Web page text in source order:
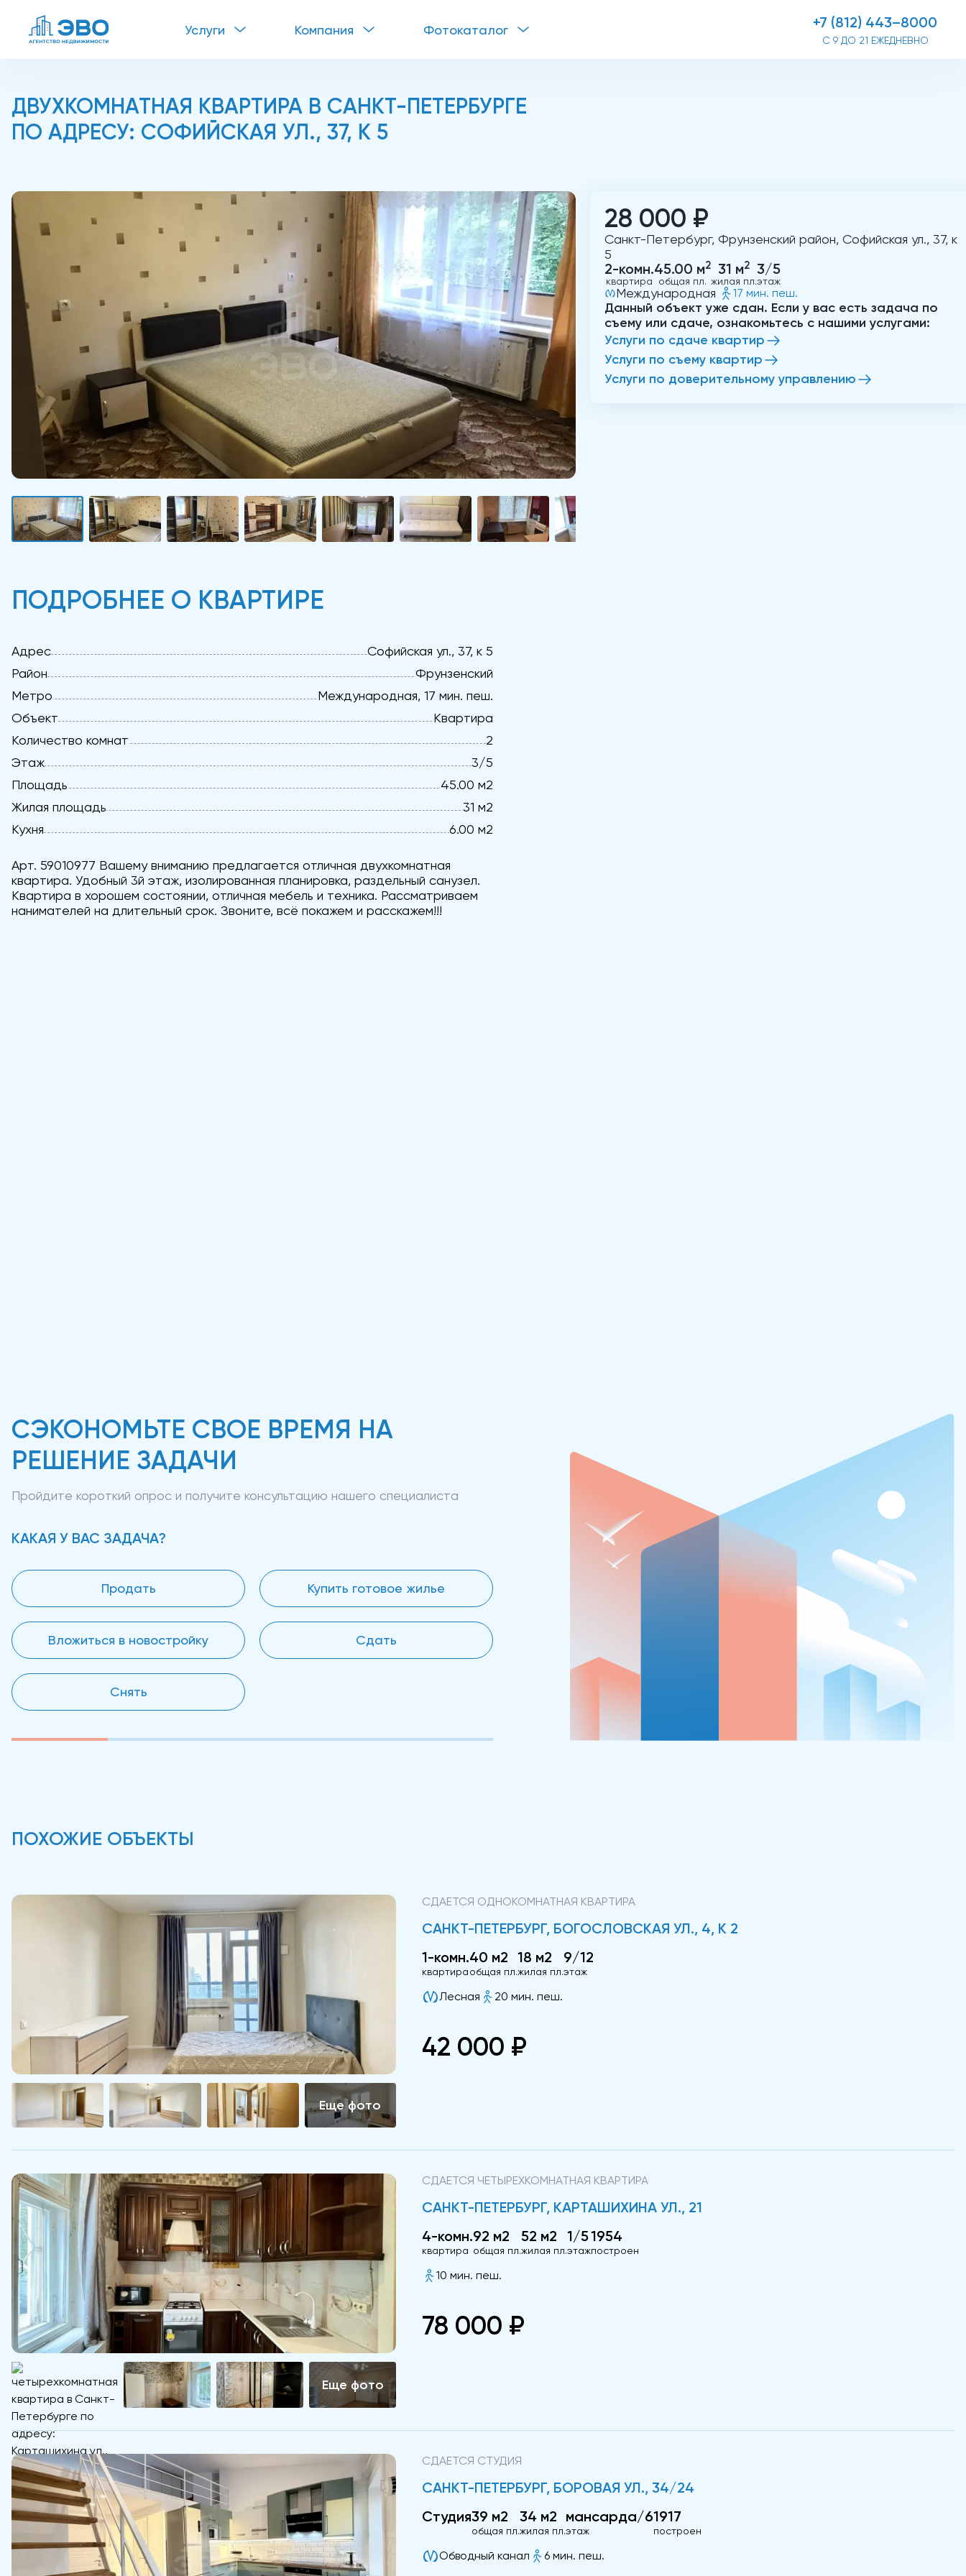
Услуги Компания Фотокаталог +7 (812) 443–8000
С 9 ДО 21 ЕЖЕДНЕВНО
ДВУХКОМНАТНАЯ КВАРТИРА В САНКТ-ПЕТЕРБУРГЕ
ПО АДРЕСУ: СОФИЙСКАЯ УЛ., 37, К 5
ПОДРОБНЕЕ О КВАРТИРЕ
Адрес
Софийская ул., 37, к 5
Район
Фрунзенский
Метро
Международная, 17 мин. пеш.
Объект
Квартира
Количество комнат
2
Этаж
3/5
Площадь
45.00 м2
Жилая площадь
31 м2
Кухня
6.00 м2
Арт. 59010977 Вашему вниманию предлагается отличная двухкомнатная
квартира. Удобный 3й этаж, изолированная планировка, раздельный санузел.
Квартира в хорошем состоянии, отличная мебель и техника. Рассматриваем
нанимателей на длительный срок. Звоните, всё покажем и расскажем!!!
28 000 ₽
Санкт-Петербург, Фрунзенский район, Софийская ул., 37, к
5
2-комн.
квартира
45.00 м2
общая пл.
31 м2
жилая пл.
3/5
этаж
Международная 17 мин. пеш.
Данный объект уже сдан. Если у вас есть задача по
съему или сдаче, ознакомьтесь с нашими услугами:
Услуги по сдаче квартир
Услуги по съему квартир
Услуги по доверительному управлению
СЭКОНОМЬТЕ СВОЕ ВРЕМЯ НА
РЕШЕНИЕ ЗАДАЧИ
Пройдите короткий опрос и получите консультацию нашего специалиста
КАКАЯ У ВАС ЗАДАЧА?
Продать Купить готовое жилье
Вложиться в новостройку Сдать
Снять
ПОХОЖИЕ ОБЪЕКТЫ
СДАЕТСЯ ОДНОКОМНАТНАЯ КВАРТИРА
САНКТ-ПЕТЕРБУРГ, БОГОСЛОВСКАЯ УЛ., 4, К 2
1-комн.
квартира
40 м2
общая пл.
18 м2
жилая пл.
9/12
этаж
Лесная 20 мин. пеш.
42 000 ₽
СДАЕТСЯ ЧЕТЫРЕХКОМНАТНАЯ КВАРТИРА
САНКТ-ПЕТЕРБУРГ, КАРТАШИХИНА УЛ., 21
4-комн.
квартира
92 м2
общая пл.
52 м2
жилая пл.
1/5
этаж
1954
построен
10 мин. пеш.
78 000 ₽
СДАЕТСЯ СТУДИЯ
САНКТ-ПЕТЕРБУРГ, БОРОВАЯ УЛ., 34/24
Студия39 м2
общая пл.
34 м2
жилая пл.
мансарда/6
этаж
1917
построен
Обводный канал 6 мин. пеш.